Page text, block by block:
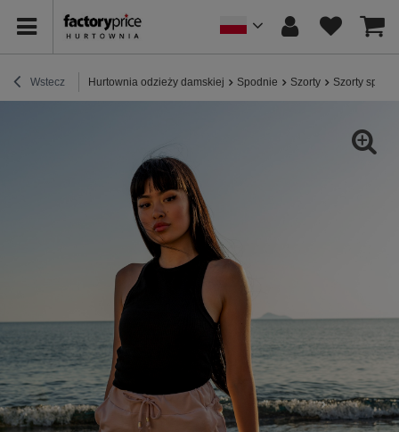
Wstecz Hurtownia odzieży damskiej Spodnie Szorty Szorty